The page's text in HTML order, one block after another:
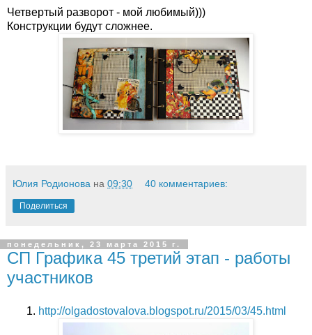
Четвертый разворот - мой любимый)))
Конструкции будут сложнее.
Юлия Родионова на 09:30 40 комментариев:
Поделиться
понедельник, 23 марта 2015 г.
СП Графика 45 третий этап - работы
участников
1. http://olgadostovalova.blogspot.ru/2015/03/45.html